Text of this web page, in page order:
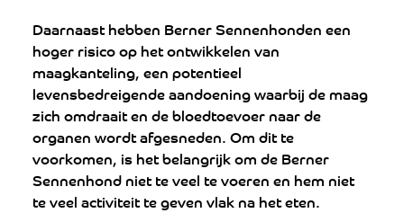
Daarnaast hebben Berner Sennenhonden een
hoger risico op het ontwikkelen van
maagkanteling, een potentieel
levensbedreigende aandoening waarbij de maag
zich omdraait en de bloedtoevoer naar de
organen wordt afgesneden. Om dit te
voorkomen, is het belangrijk om de Berner
Sennenhond niet te veel te voeren en hem niet
te veel activiteit te geven vlak na het eten.